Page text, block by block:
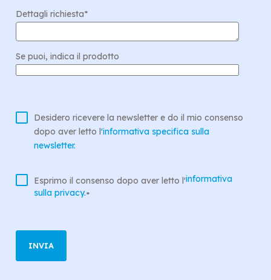
Dettagli richiesta*
Se puoi, indica il prodotto
Desidero ricevere la newsletter e do il mio consenso
dopo aver letto l'informativa specifica sulla
newsletter.
Esprimo il consenso dopo aver letto l'informativa
sulla privacy.*